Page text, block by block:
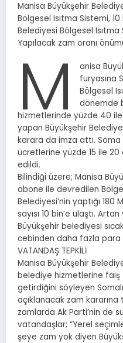
Manisa Büyükşehir
Bölgesel Isıtma Sistemi,
Belediyesi Bölgesel Isıtma
Yapılacak zam oranı
M
anisa
furyasına
Bölgesel
dönemde
hizmetlerinde yüzde 40 ile
yapan Büyükşehir
karara da imza attı. Soma
ücretlerine yüzde 15 ile 20
edildi.
Bilindiği üzere; Manisa
abone ile devredilen
Belediyesi’nin yaptığı 180
sayısı 10 bin’e ulaştı.
Büyükşehir belediyesi
cebinden daha fazla para
VATANDAŞ TEPKİLİ
Manisa Büyükşehir
belediye hizmetlerine faiş
getirdiğini söyleyen
açıklanacak zam
zamlarda Ak Parti’nin de
vatandaşlar; “Yerel
şeye zam yok diyen